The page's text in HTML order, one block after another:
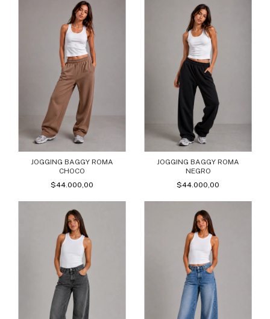
JOGGING BAGGY ROMA
CHOCO
$44.000,00
JOGGING BAGGY ROMA
NEGRO
$44.000,00